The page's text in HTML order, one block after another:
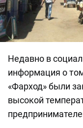
Недавно в
информация о
«Фарход» были
высокой